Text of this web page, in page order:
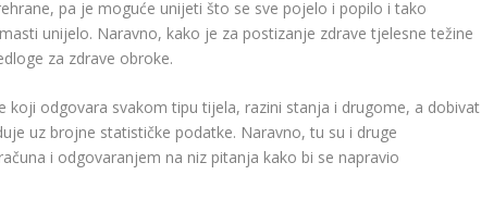
pa je moguće unijeti što se sve pojelo i popilo i tako
unijelo. Naravno, kako je za postizanje zdrave tjelesne težine
za zdrave obroke.
koji odgovara svakom tipu tijela, razini stanja i drugome, a dobivat
uz brojne statističke podatke. Naravno, tu su i druge
i odgovaranjem na niz pitanja kako bi se napravio